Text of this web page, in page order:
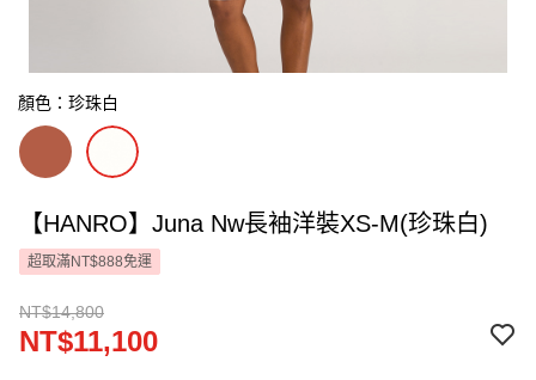
顏色：珍珠白
【HANRO】Juna Nw長袖洋裝XS-M(珍珠白)
超取滿NT$888免運
NT$14,800
NT$11,100